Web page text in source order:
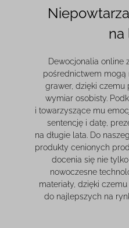
na
Dewocjonalia online
pośrednictwem mogą
grawer, dzięki czemu
wymiar osobisty.
i towarzyszące mu
sentencję i datę,
na długie lata. Do
produkty cenionych
docenia się nie
nowoczesne
materiały, dzięki
do najlepszych na